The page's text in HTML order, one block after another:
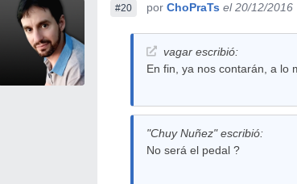
#20 por ChoPraTs el 20/12/2016
vagar escribió:
En fin, ya nos contarán, a lo
"Chuy Nuñez" escribió:
No será el pedal ?